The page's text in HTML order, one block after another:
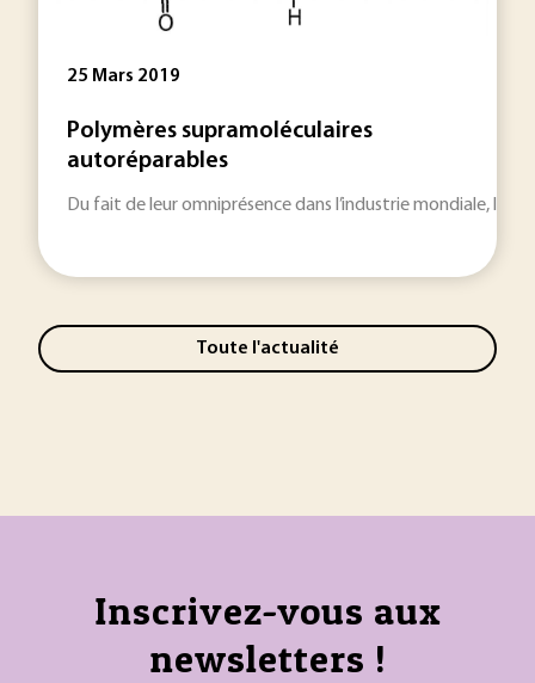
25 Mars 2019
Polymères supramoléculaires
autoréparables
Du fait de leur omniprésence dans l’industrie mondiale,
Toute l'actualité
Inscrivez-vous aux
newsletters !